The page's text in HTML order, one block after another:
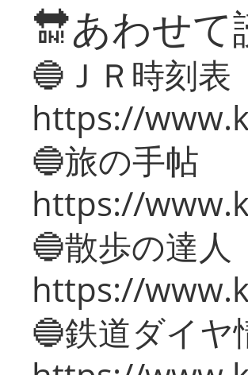
🔛あわせて
🔵ＪＲ時刻表
https://
🔵旅の手帖
https://
🔵散歩の達人
https://
🔵鉄道ダイヤ